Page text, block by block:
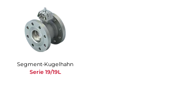
Segment-Kugelhahn
Serie 19/19L